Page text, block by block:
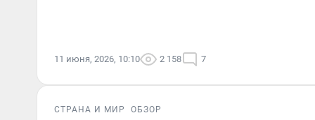
11 июня, 2026, 10:10 2 158 7
СТРАНА И МИР ОБЗОР